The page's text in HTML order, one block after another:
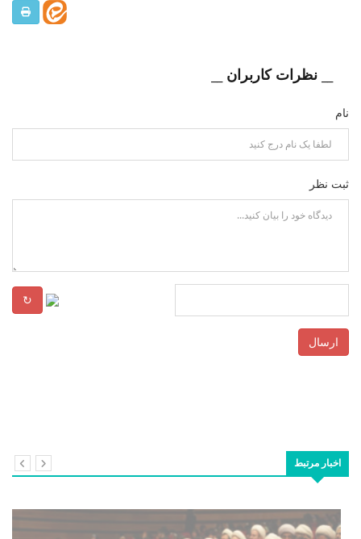
__ نظرات کاربران __
نام
ثبت نظر
↻
ارسال
اخبار مرتبط